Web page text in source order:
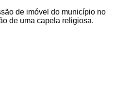
de imóvel do município no
de uma capela religiosa.